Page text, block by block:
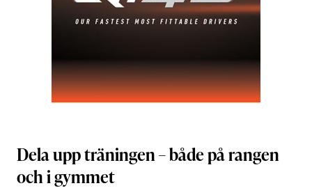
Dela upp träningen – både på rangen
och i gymmet